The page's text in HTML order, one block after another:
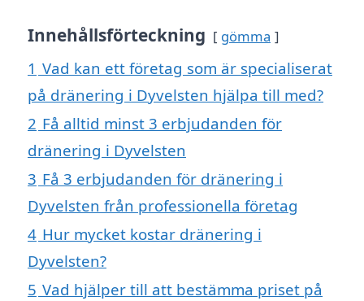
Innehållsförteckning gömma
1 Vad kan ett företag som är specialiserat
på dränering i Dyvelsten hjälpa till med?
2 Få alltid minst 3 erbjudanden för
dränering i Dyvelsten
3 Få 3 erbjudanden för dränering i
Dyvelsten från professionella företag
4 Hur mycket kostar dränering i
Dyvelsten?
5 Vad hjälper till att bestämma priset på